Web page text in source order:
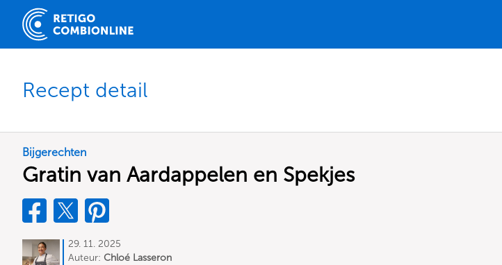
Recept detail
Bijgerechten
Gratin van Aardappelen en Spekjes
29. 11. 2025
Auteur: Chloé Lasseron